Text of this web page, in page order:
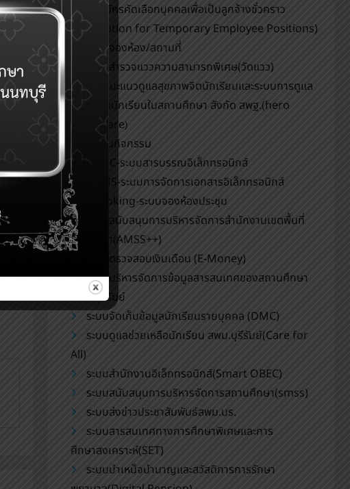
รับสมัครคัดเลือกบุคคลเพื่อเป็นลูกจ้างชั่วคราว
(Application for Temporary Employee Positions)
ระบบจองห้อง/สถานที่
ระบบสำรวจแววความสามารถพิเศษ(วัดแวว)
การแนะแนวดูแลสุขภาพจิตนักเรียนและระบบการดูแล
ช่วยเหลือนักเรียนในสถานศึกษา สังกัด สพฐ.(hero
OBEC care)
ปฏิทินกิจกรรม
eDOC-ระบบสารบรรณอิเล็กทรอนิกส์
eDMS-ระบบการจัดการเอกสารอิเล็กทรอนิกส์
eBooking-ระบบจองห้องประชุม
ระบบสนับสนุนการบริหารจัดการสำนักงานเขตพื้นที่
การศึกษา(AMSS++)
ระบบตรวจสอบเงินเดือน (E-Money)
ระบบบริหารจัดการข้อมูลสารสนเทศของสถานศึกษา
สพม.บุรีรัมย์
ระบบจัดเก็บข้อมูลนักเรียนรายบุคคล (DMC)
ระบบดูแลช่วยเหลือนักเรียน สพม.บุรีรัมย์(Care for
All)
ระบบสำนักงานอิเล็กทรอนิกส์(Smart OBEC)
ระบบสนับสนุนการบริหารจัดการสถานศึกษา(smss)
ระบบส่งข่าวประชาสัมพันธ์สพม.บร.
ระบบสารสนเทศทางการศึกษาพิเศษและการ
ศึกษาสงเคราะห์(SET)
ระบบบำเหน็จบำนาญและสวัสดิการการรักษา